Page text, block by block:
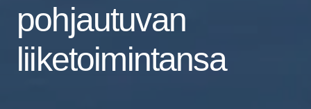
pohjautuvan
liiketoimintansa